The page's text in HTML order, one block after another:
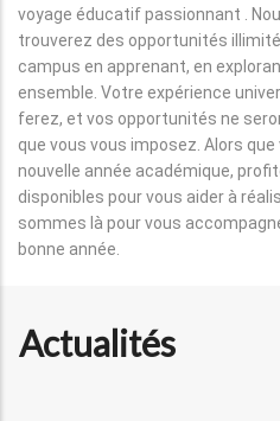
voyage éducatif passionnant .
trouverez des opportunités
campus en apprenant, en
ensemble. Votre expérience
ferez, et vos opportunités ne
que vous vous imposez. Alors
nouvelle année académique,
disponibles pour vous aider à
sommes là pour vous
bonne année.
Actualités